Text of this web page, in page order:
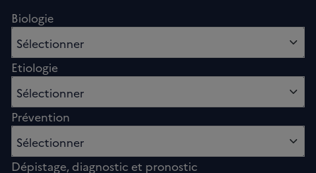
Biologie
Sélectionner0 option sélectionnés
Etiologie
Sélectionner0 option sélectionnés
Prévention
Sélectionner0 option sélectionnés
Dépistage, diagnostic et pronostic